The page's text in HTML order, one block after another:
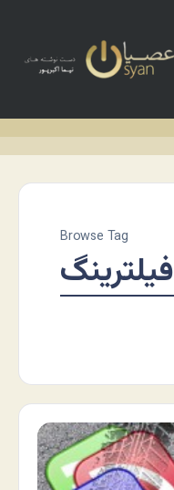
Browse Tag
فیلترینگ